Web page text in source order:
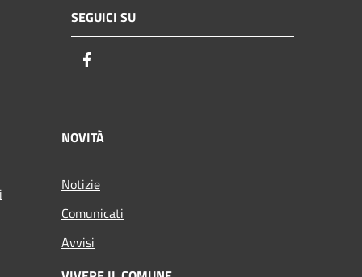
SEGUICI SU
NOVITÀ
Notizie
Comunicati
Avvisi